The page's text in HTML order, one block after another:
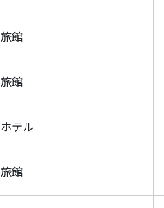
旅館
旅館
ホテル
旅館